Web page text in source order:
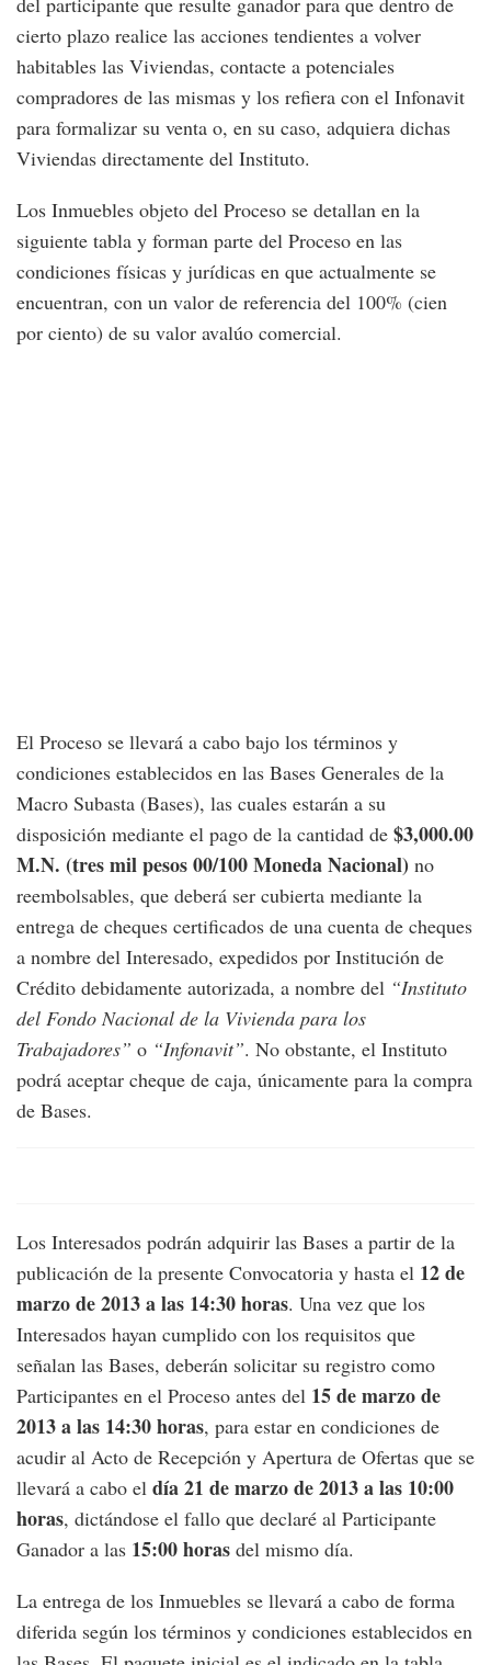
cierto plazo realice las acciones tendientes a volver
habitables las Viviendas, contacte a potenciales
compradores de las mismas y los refiera con el Infonavit
para formalizar su venta o, en su caso, adquiera dichas
Viviendas directamente del Instituto.
Los Inmuebles objeto del Proceso se detallan en la
siguiente tabla y forman parte del Proceso en las
condiciones físicas y jurídicas en que actualmente se
encuentran, con un valor de referencia del 100% (cien
por ciento) de su valor avalúo comercial.
El Proceso se llevará a cabo bajo los términos y
condiciones establecidos en las Bases Generales de la
Macro Subasta (Bases), las cuales estarán a su
disposición mediante el pago de la cantidad de $3,000.00
M.N. (tres mil pesos 00/100 Moneda Nacional) no
reembolsables, que deberá ser cubierta mediante la
entrega de cheques certificados de una cuenta de cheques
a nombre del Interesado, expedidos por Institución de
Crédito debidamente autorizada, a nombre del “Instituto
del Fondo Nacional de la Vivienda para los
Trabajadores” o “Infonavit”. No obstante, el Instituto
podrá aceptar cheque de caja, únicamente para la compra
de Bases.
Los Interesados podrán adquirir las Bases a partir de la
publicación de la presente Convocatoria y hasta el 12 de
marzo de 2013 a las 14:30 horas. Una vez que los
Interesados hayan cumplido con los requisitos que
señalan las Bases, deberán solicitar su registro como
Participantes en el Proceso antes del 15 de marzo de
2013 a las 14:30 horas, para estar en condiciones de
acudir al Acto de Recepción y Apertura de Ofertas que se
llevará a cabo el día 21 de marzo de 2013 a las 10:00
horas, dictándose el fallo que declaré al Participante
Ganador a las 15:00 horas del mismo día.
La entrega de los Inmuebles se llevará a cabo de forma
diferida según los términos y condiciones establecidos en